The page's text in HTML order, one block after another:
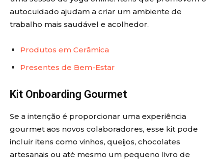
autocuidado ajudam a criar um ambiente de
trabalho mais saudável e acolhedor.
Produtos em Cerâmica
Presentes de Bem-Estar
Kit Onboarding Gourmet
Se a intenção é proporcionar uma experiência
gourmet aos novos colaboradores, esse kit pode
incluir itens como vinhos, queijos, chocolates
artesanais ou até mesmo um pequeno livro de